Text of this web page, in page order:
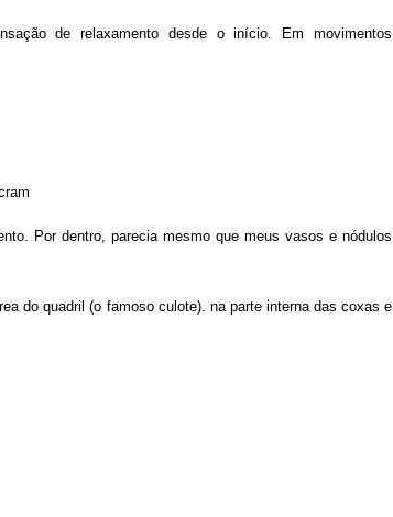
de relaxamento desde o início. Em movimentos
Por dentro, parecia mesmo que meus vasos e nódulos
do quadril (o famoso culote). na parte interna das coxas e